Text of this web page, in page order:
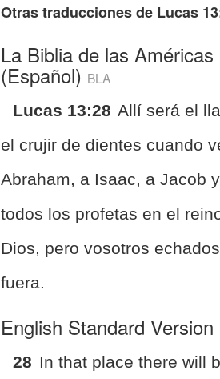
Otras traducciones de Lucas
La Biblia de las Américas
(Español) BLA
Lucas 13:28 Allí será el
el crujir de dientes cuando
Abraham, a Isaac, a Jacob
todos los profetas en el
Dios, pero vosotros echados
fuera.
English Standard Version
28 In that place there will